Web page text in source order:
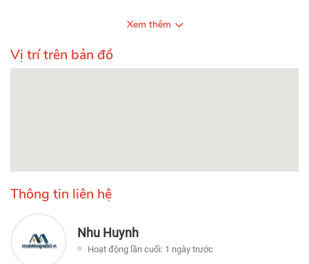
Xem thêm
Vị trí trên bản đồ
Thông tin liên hệ
Nhu Huynh
Hoạt động lần cuối: 1 ngày trước